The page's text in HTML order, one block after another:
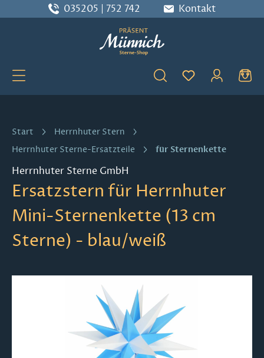
Zum Hauptinhalt springen
035205 | 752 742 Kontakt
Du hast 0
Start
Herrnhuter Stern
Herrnhuter Sterne-Ersatzteile
für Sternenkette
Herrnhuter Sterne GmbH
Ersatzstern für Herrnhuter
Mini-Sternenkette (13 cm
Sterne) - blau/weiß